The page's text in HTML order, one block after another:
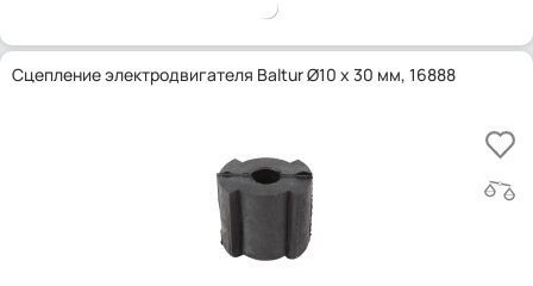
Сцепление электродвигателя Baltur Ø10 x 30 мм, 16888